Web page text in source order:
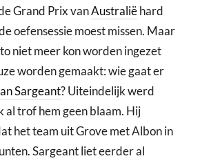
Grand Prix vanAustraliëhard
oefensessie moest missen. Maar
niet meer kon worden ingezet
worden gemaakt: wie gaat er
Sargeant? Uiteindelijk werd
al trof hem geen blaam. Hij
het team uit Grove met Albon in
Sargeant liet eerder al